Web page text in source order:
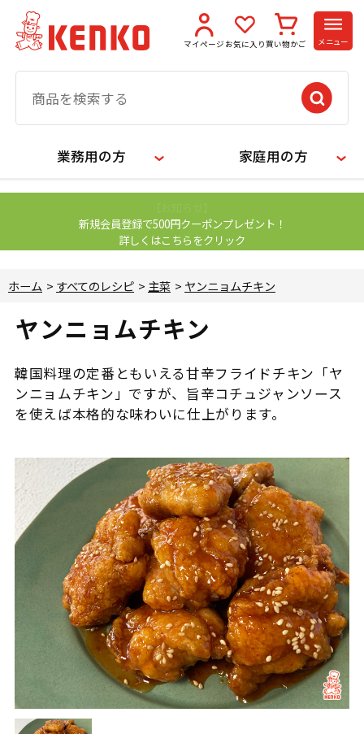
マイページ お気に入り 買い物かご メニュー
業務用の方 家庭用の方
新規会員登録で500円クーポンプレゼント！
詳しくはこちらをクリック
ホーム > すべてのレシピ > 主菜 > ヤンニョムチキン
ヤンニョムチキン
韓国料理の定番ともいえる甘辛フライドチキン「ヤ
ンニョムチキン」ですが、旨辛コチュジャンソース
を使えば本格的な味わいに仕上がります。